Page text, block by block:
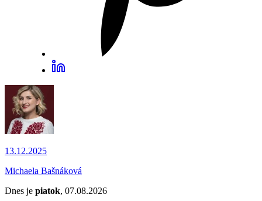
13.12.2025
Michaela Bašnáková
Dnes je piatok, 07.08.2026